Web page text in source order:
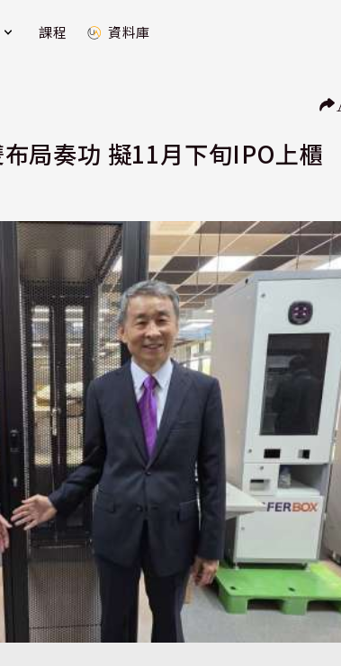
課程 資料庫
局奏功 擬11月下旬IPO上櫃